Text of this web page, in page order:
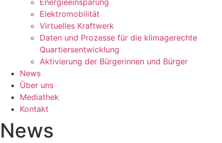
Elektromobilität
Virtuelles Kraftwerk
Daten und Prozesse für die klimagerechte
Quartiersentwicklung
Aktivierung der Bürgerinnen und Bürger
News
Über uns
Mediathek
Kontakt
News